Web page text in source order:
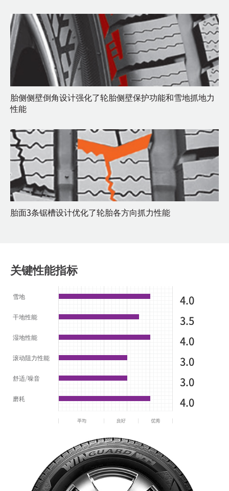
胎侧侧壁倒角设计强化了轮胎侧壁保护功能和雪地抓地力
性能
胎面3条锯槽设计优化了轮胎各方向抓力性能
关键性能指标
雪地 4.0
干地性能 3.5
湿地性能 4.0
滚动阻力性能 3.0
舒适/噪音 3.0
磨耗 4.0